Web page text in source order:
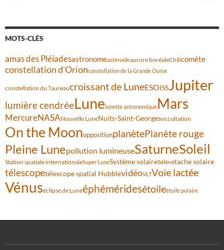
MOTS-CLÉS
amas des Pléiadesastronomeastéroïdeaurore boréaleChilicomète
constellation d'Orionconstellation de la Grande Ourse
constellation du Taureaucroissant de LuneESOISSJupiter
lumière cendréeLunelunette astronomiqueMars
MercureNASANouvelle LuneNuits-Saint-Georgesoccultation
On the MoonoppositionplanètePlanète rouge
Pleine Lunepollution lumineuseSaturneSoleil
Station spatiale internationaleSuper LuneSystème solaireSélénétache solaire
télescopetélescope spatial HubblevidéoVLTVoie lactée
Vénuséclipse de Luneéphéméridesétoileétoile polaire